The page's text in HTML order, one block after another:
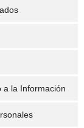
a la Información